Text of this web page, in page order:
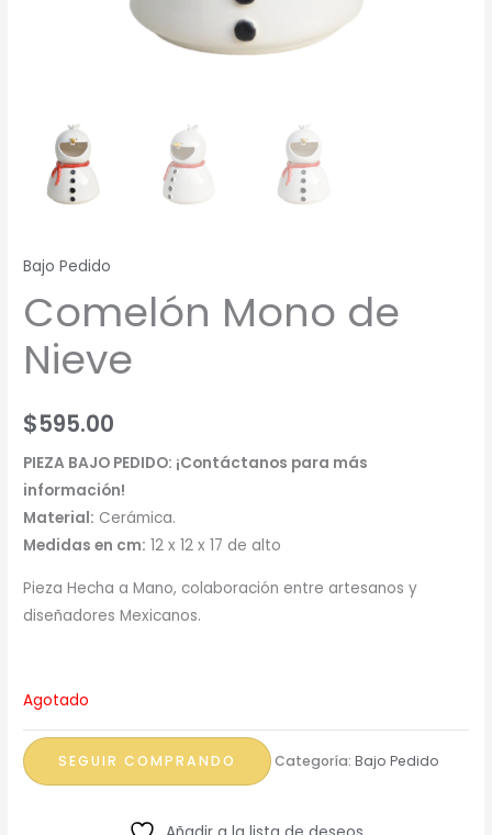
Bajo Pedido
Comelón Mono de
Nieve
$595.00
PIEZA BAJO PEDIDO: ¡Contáctanos para más
información!
Material: Cerámica.
Medidas en cm: 12 x 12 x 17 de alto
Pieza Hecha a Mano, colaboración entre artesanos y
diseñadores Mexicanos.
Agotado
SEGUIR COMPRANDO Categoría:Bajo Pedido